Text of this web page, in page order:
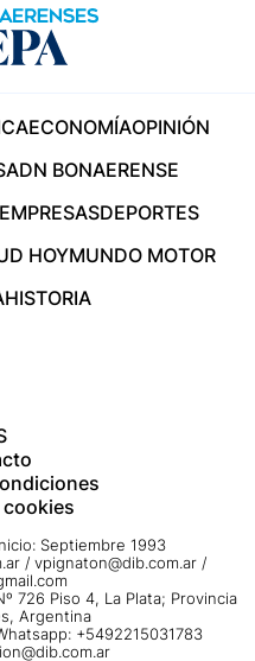
ECONOMÍAOPINIÓN
ADN BONAERENSE
DEPORTES
HOYMUNDO MOTOR
HISTORIA
Septiembre 1993
/ vpignaton@dib.com.ar /
726 Piso 4, La Plata; Provincia
Argentina
+5492215031783